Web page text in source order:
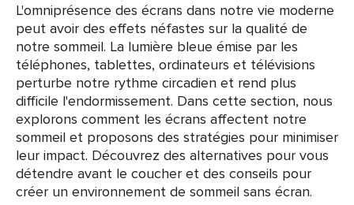
L'omniprésence des écrans dans notre vie moderne
peut avoir des effets néfastes sur la qualité de
notre sommeil. La lumière bleue émise par les
téléphones, tablettes, ordinateurs et télévisions
perturbe notre rythme circadien et rend plus
difficile l'endormissement. Dans cette section, nous
explorons comment les écrans affectent notre
sommeil et proposons des stratégies pour minimiser
leur impact. Découvrez des alternatives pour vous
détendre avant le coucher et des conseils pour
créer un environnement de sommeil sans écran.